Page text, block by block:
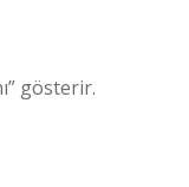
gösterir.